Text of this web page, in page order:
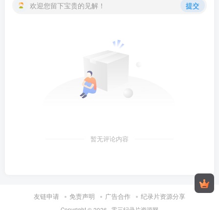
欢迎您留下宝贵的见解！ 提交
暂无评论内容
友链申请 免责声明 广告合作 纪录片资源分享